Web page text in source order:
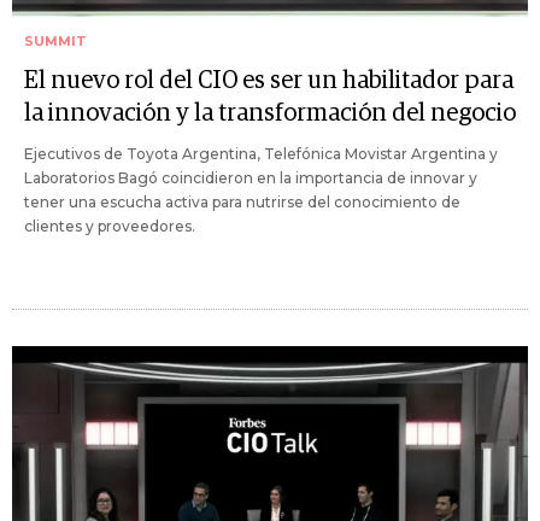
SUMMIT
El nuevo rol del CIO es ser un habilitador para
la innovación y la transformación del negocio
Ejecutivos de Toyota Argentina, Telefónica Movistar Argentina y
Laboratorios Bagó coincidieron en la importancia de innovar y
tener una escucha activa para nutrirse del conocimiento de
clientes y proveedores.